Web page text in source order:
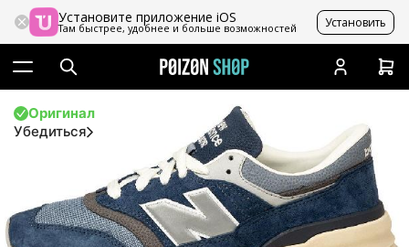
Установите приложение iOS
Там быстрее, удобнее и больше возможностей Установить
Оригинал
Убедиться